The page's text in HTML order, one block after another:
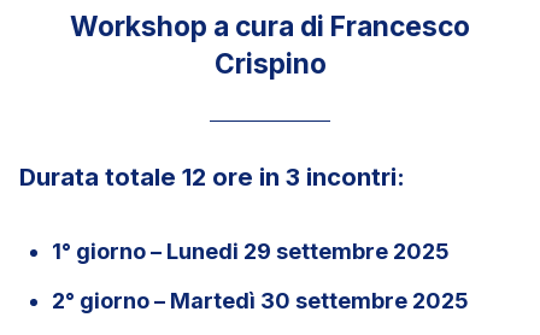
Workshop a cura di Francesco
Crispino
Durata totale 12 ore in 3 incontri:
1° giorno – Lunedi 29 settembre 2025
2° giorno – Martedì 30 settembre 2025